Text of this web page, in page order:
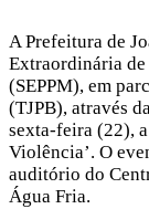
A Prefeitura de
Extraordinária
(SEPPM), em
(TJPB), através
sexta-feira (22),
Violência’. O
auditório do
Água Fria.